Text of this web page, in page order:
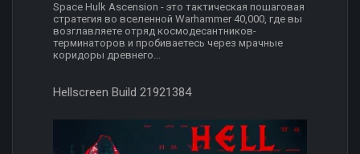
Space Hulk Ascension - это тактическая пошаговая
стратегия во вселенной Warhammer 40,000, где вы
возглавляете отряд космодесантников-
терминаторов и пробиваетесь через мрачные
коридоры древнего...
Hellscreen Build 21921384